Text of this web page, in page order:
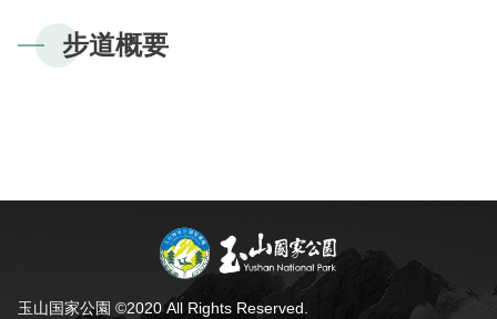
排雲登山ビジターセンター
オンライン入園申請
動物
日本語
Tiếng Việt
ไทย
步道概要
玉山国家公園 ©2020 All Rights Reserved.